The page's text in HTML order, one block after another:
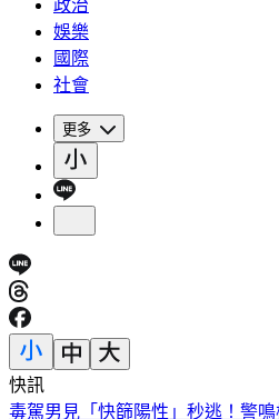
政治
娛樂
國際
社會
更多
快訊
最快下午發海警！白海豚「4關鍵